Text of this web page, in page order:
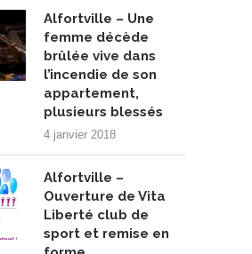
Alfortville – Une
femme décède
brûlée vive dans
l’incendie de son
appartement,
plusieurs blessés
4 janvier 2018
Alfortville –
Ouverture de Vita
Liberté club de
sport et remise en